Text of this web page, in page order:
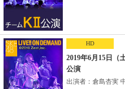
HD
2019年6月15日（
公演
出演者：倉島杏実